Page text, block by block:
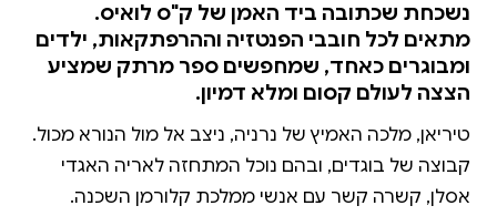
נשכחת שכתובה ביד האמן של ק"ס לואיס.
מתאים לכל חובבי הפנטזיה וההרפתקאות, ילדים
ומבוגרים כאחד, שמחפשים ספר מרתק שמציע
הצצה לעולם קסום ומלא דמיון.
טיריאן, מלכה האמיץ של נרניה, ניצב אל מול הנורא מכול.
קבוצה של בוגדים, ובהם נוכל המתחזה לאריה האגדי
אסלן, קשרה קשר עם אנשי ממלכת קלורמן השכנה.